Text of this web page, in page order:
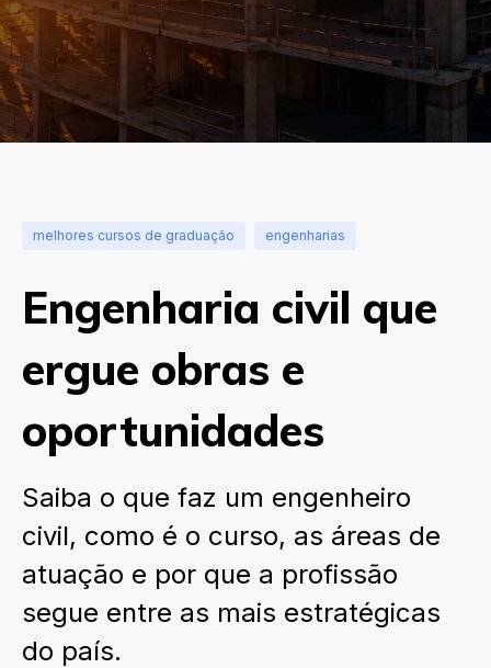
melhores cursos de graduação engenharias
Engenharia civil que
ergue obras e
oportunidades
Saiba o que faz um engenheiro
civil, como é o curso, as áreas de
atuação e por que a profissão
segue entre as mais estratégicas
do país.